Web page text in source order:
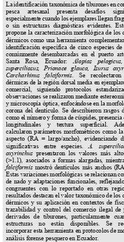
La identificación taxonómica de tiburones en
pesca
artesanal presenta desafíos
especialmente cuando los ejemplares llegan
o sin estructuras diagnósticas evidentes.
propone la caracterización morfológica de los
dérmicos como una herramienta complementar
identificación específica de cinco especies de
comúnmente desembarcadas en el puerto ar
Santa
Rosa, Ecuador: Alopias
pelagicus,
superciliosus, Prionace glauca, Isurus
Carcharhinus
falciformis. Se recolectaron
dérmicas de la región dorsal media en ejempl
comercial,
siguiendo protocolos estandariza
observaciones se realizaron mediante estereomi
y microscopía óptica, enfocándose en la
corona del dentículo. Se describieron rasgos
como el número y forma de cúspides, presencia
longitudinales y textura superficial.
calcularon parámetros morfométricos como
aspecto (RA = largo/ancho), evidenciando
significativas entre especies. A.
oxyrinchus presentaron los valores más
(>1.1),
asociados a formas alargadas, mientr
falciformis mostró dentículos más anchos
Estas variaciones morfológicas se relacionan
de nado y adaptaciones funcionales,
congruentes con lo reportado en otras
resultados destacan el valor taxonómico de los
dérmicos y su aplicación en contextos de
trazabilidad y control del comercio ilegal de
derivados de tiburones, particularmente
estructuras
no están disponibles. Se
incorporar esta herramienta en protocolos de
análisis forense pesquero en Ecuador.